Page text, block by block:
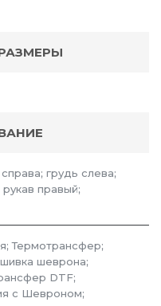
грудь слева;
правый;
Термотрансфер;
шеврона;
DTF;
с Шевроном;